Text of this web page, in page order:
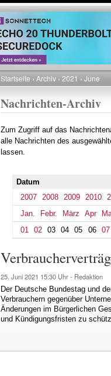
Pfadnavigation
Startseite Archiv 2021 June
Nachrichten-Archiv
Zum Zugriff auf das
alle Nachrichten des
lassen.
Datum
2007
2008 2009 2010
Jan.
Febr. März Apr
01
02 03 04 05 06 07
25. Juni 2021 15:30 Uhr - Redaktion
Der Deutsche Bundestag und
Verbrauchern gegenüber
Änderungen im Bürgerlichen
und Kündigungsfristen zu